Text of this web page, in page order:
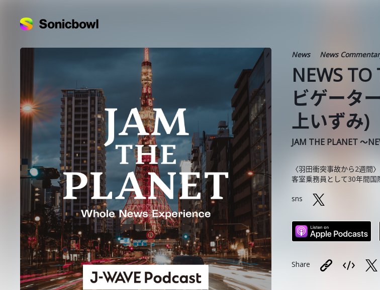
News News
NEWS
ビゲータ
上いずみ)
JAM THE PLANET ～
〈羽田衝突事故から2週間
客室乗務員として30年間国
sns
Share